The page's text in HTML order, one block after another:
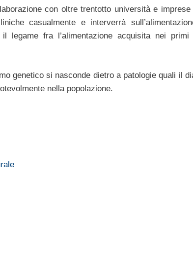
con oltre trentotto università e imprese
casualmente e interverrà
legame fra l’alimentazione acquisita nei
genetico si nasconde dietro a patologie quali il
nella popolazione.